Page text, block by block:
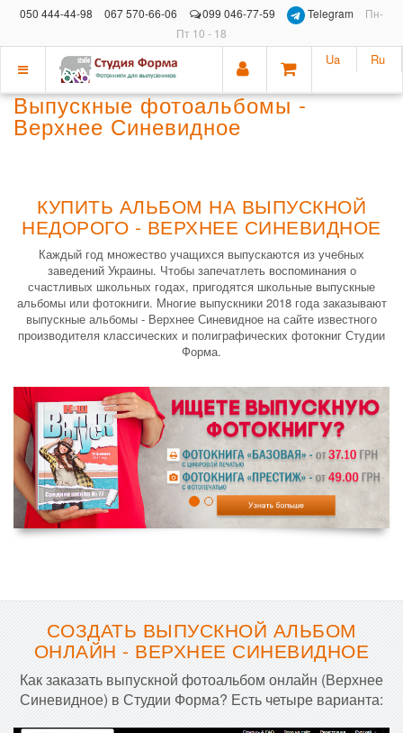
050 444-44-98 067 570-66-06 099 046-77-59 Telegram
Пн-
Пт 10 - 18
Показать
меню
Ua Ru
Выпускные фотоальбомы -
Верхнее Синевидное
КУПИТЬ АЛЬБОМ НА ВЫПУСКНОЙ
НЕДОРОГО - ВЕРХНЕЕ СИНЕВИДНОЕ
Каждый год множество учащихся выпускаются из учебных
заведений Украины. Чтобы запечатлеть воспоминания о
счастливых школьных годах, пригодятся школьные выпускные
альбомы или фотокниги. Многие выпускники 2018 года заказывают
выпускные альбомы - Верхнее Синевидное на сайте известного
производителя классических и полиграфических фотокниг Студии
Форма.
СОЗДАТЬ ВЫПУСКНОЙ АЛЬБОМ
ОНЛАЙН - ВЕРХНЕЕ СИНЕВИДНОЕ
Как заказать выпускной фотоальбом онлайн (Верхнее
Синевидное) в Студии Форма? Есть четыре варианта: